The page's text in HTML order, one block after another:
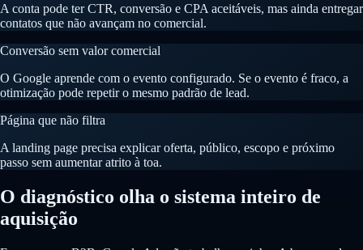
A conta pode ter CTR, conversão e CPA aceitáveis, mas ainda entregar
contatos que não avançam no comercial.
Conversão sem valor comercial
O Google aprende com o evento configurado. Se o evento é fraco, a
otimização pode repetir o mesmo padrão de lead.
Página que não filtra
A landing page precisa explicar oferta, público, escopo e próximo
passo sem aumentar atrito à toa.
O diagnóstico olha o sistema inteiro de
aquisição